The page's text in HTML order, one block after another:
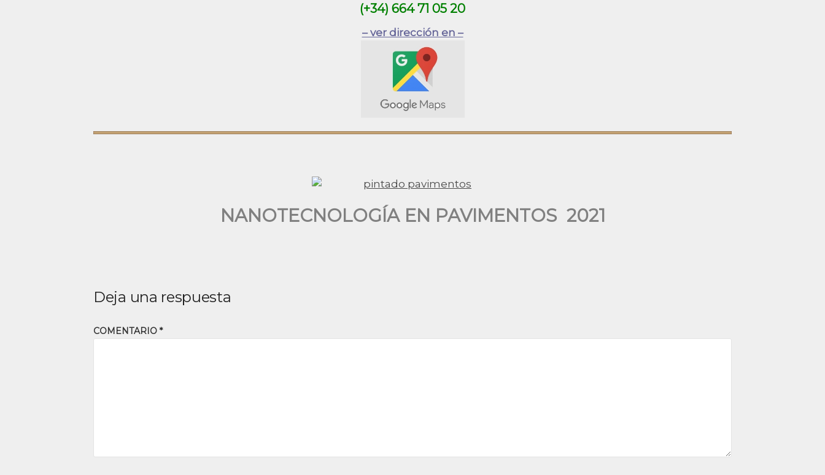
(+34) 664 71 05 20
– ver dirección en –
NANOTECNOLOGÍA EN PAVIMENTOS 2021
Deja una respuesta
COMENTARIO *